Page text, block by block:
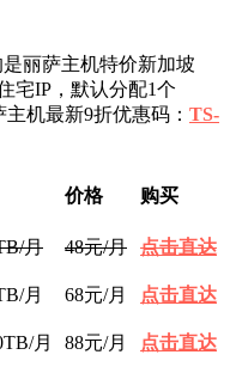
是丽萨主机特价新加坡
宅IP，默认分配1个
机最新9折优惠码： TS-
价格 购买
月 48元/月 点击直达
月 68元/月 点击直达
月 88元/月
点击直达